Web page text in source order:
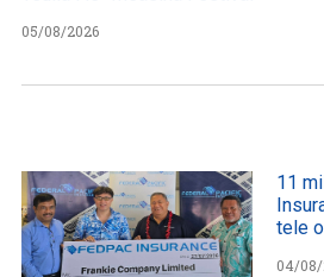
05/08/2026
11
tele
04/08/